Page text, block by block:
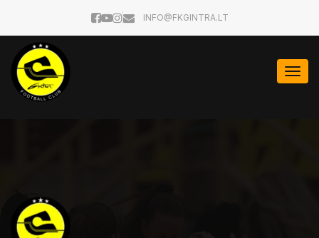
INFO@FKGINTRA.LT